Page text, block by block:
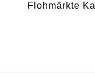
Flohmärkte